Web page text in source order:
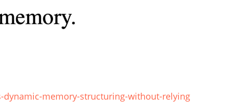
memory-structuring-without-relying